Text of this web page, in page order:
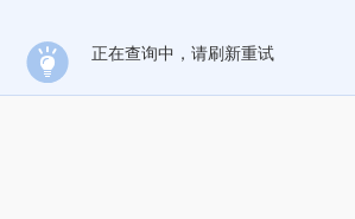
正在查询中，请刷新重试